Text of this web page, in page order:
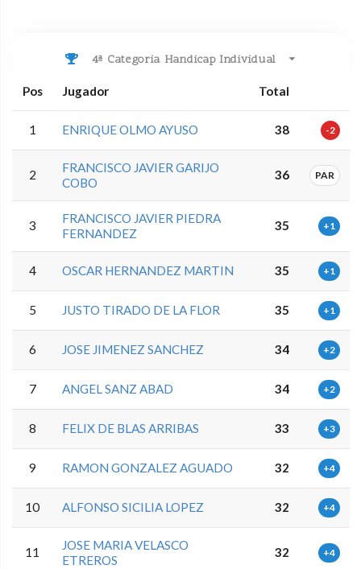
4ª Categoria Handicap Individual
Pos Jugador Total
1 ENRIQUE OLMO AYUSO 38 -2
2
FRANCISCO JAVIER GARIJO
COBO
36 PAR
3
FRANCISCO JAVIER PIEDRA
FERNANDEZ
35 +1
4 OSCAR HERNANDEZ MARTIN 35 +1
5 JUSTO TIRADO DE LA FLOR 35 +1
6 JOSE JIMENEZ SANCHEZ 34 +2
7 ANGEL SANZ ABAD 34 +2
8 FELIX DE BLAS ARRIBAS 33 +3
9 RAMON GONZALEZ AGUADO 32 +4
10 ALFONSO SICILIA LOPEZ 32 +4
11
JOSE MARIA VELASCO
ETREROS
32 +4